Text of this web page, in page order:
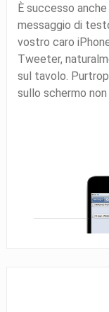
È successo
messaggio di
vostro caro
Tweeter,
sul tavolo.
sullo schermo non